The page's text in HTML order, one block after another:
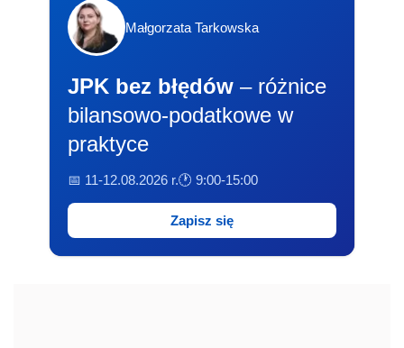
Małgorzata Tarkowska
JPK bez błędów – różnice
bilansowo-podatkowe w
praktyce
📅 11-12.08.2026 r.🕐 9:00-15:00
Zapisz się